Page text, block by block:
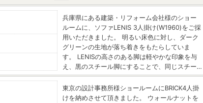
兵庫県にある建築・リフォーム会社様のショー
ルームに、ソファLENIS 3人掛け(W1960)をご採
用いただきました。 明るい床色に対し、ダーク
グリーンの生地が落ち着きをもたらしていま
す。 LENISの高さのある脚は軽やかな印象を与
え、黒のスチール脚にすることで、同じスチー…
東京の設計事務所様ショールームにBRICK4人掛
けを納めさせて頂きました。 ウォールナットを